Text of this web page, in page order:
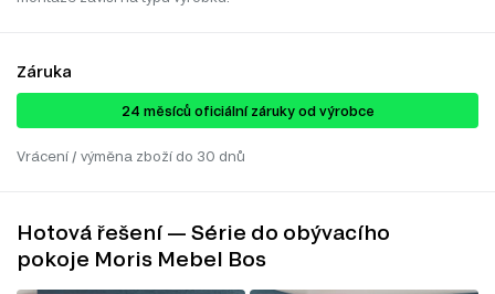
Záruka
24 ​​​​měsíců oficiální záruky od výrobce
Vrácení / výměna zboží do 30 dnů
Hotová řešení — Série do obývacího
pokoje Moris Mebel Bos